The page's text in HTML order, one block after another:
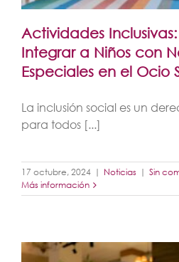
Actividades
Integrar a Niños con
Especiales en el Ocio
La inclusión social es un
para todos [...]
17 octubre, 2024 | Noticias | Sin
Más información